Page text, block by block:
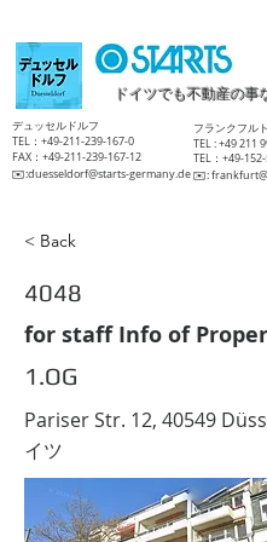
ドイツでも不動産の事
​デュッセルドルフ
TEL：+49-211-239-167-0
FAX：+49-211-239-167-12
​✉️:duesseldorf@starts-germany.de
​フランクフルト
TEL :+49 211
TEL：+49-
​✉️:
< Back
4048
for staff Info of
1.OG
Pariser Str. 12, 40549
イツ